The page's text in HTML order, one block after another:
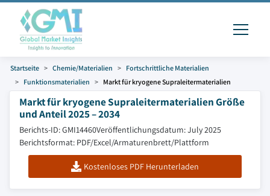
Startseite Chemie/Materialien
Fortschrittliche Materialien
Funktionsmaterialien
Markt für kryogene Supraleitermaterialien
Markt für kryogene Supraleitermaterialien Größe
und Anteil 2025 – 2034
Berichts-ID: GMI14460Veröffentlichungsdatum: July 2025
Berichtsformat: PDF/Excel/Armaturenbrett/Plattform
Kostenloses PDF Herunterladen